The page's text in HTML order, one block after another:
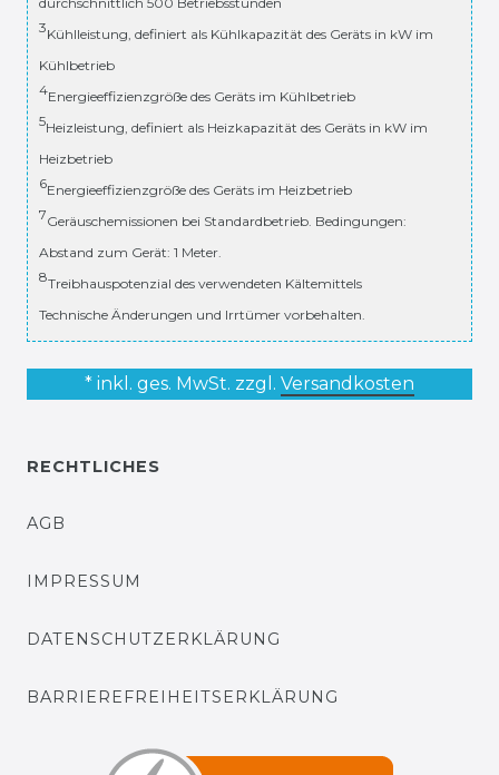
3Kühlleistung, definiert als Kühlkapazität des Geräts in kW im
Kühlbetrieb
4Energieeffizienzgröße des Geräts im Kühlbetrieb
5Heizleistung, definiert als Heizkapazität des Geräts in kW im
Heizbetrieb
6Energieeffizienzgröße des Geräts im Heizbetrieb
7Geräuschemissionen bei Standardbetrieb. Bedingungen:
Abstand zum Gerät: 1 Meter.
8Treibhauspotenzial des verwendeten Kältemittels
Technische Änderungen und Irrtümer vorbehalten.
* inkl. ges. MwSt. zzgl. Versandkosten
RECHTLICHES
AGB
IMPRESSUM
DATENSCHUTZERKLÄRUNG
BARRIEREFREIHEITSERKLÄRUNG